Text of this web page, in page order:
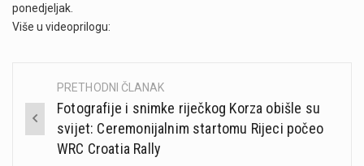
ponedjeljak.
Više u videoprilogu:
Post
navigation
PRETHODNI ČLANAK
Fotografije i snimke riječkog Korza obišle su
svijet: Ceremonijalnim startomu Rijeci počeo
WRC Croatia Rally